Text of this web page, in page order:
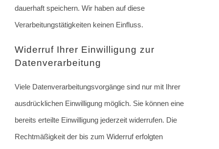
dauerhaft speichern. Wir haben auf diese
Verarbeitungstätigkeiten keinen Einfluss.
Widerruf Ihrer Einwilligung zur
Datenverarbeitung
Viele Datenverarbeitungsvorgänge sind nur mit Ihrer
ausdrücklichen Einwilligung möglich. Sie können eine
bereits erteilte Einwilligung jederzeit widerrufen. Die
Rechtmäßigkeit der bis zum Widerruf erfolgten